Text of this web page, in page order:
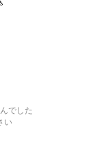
でした
い